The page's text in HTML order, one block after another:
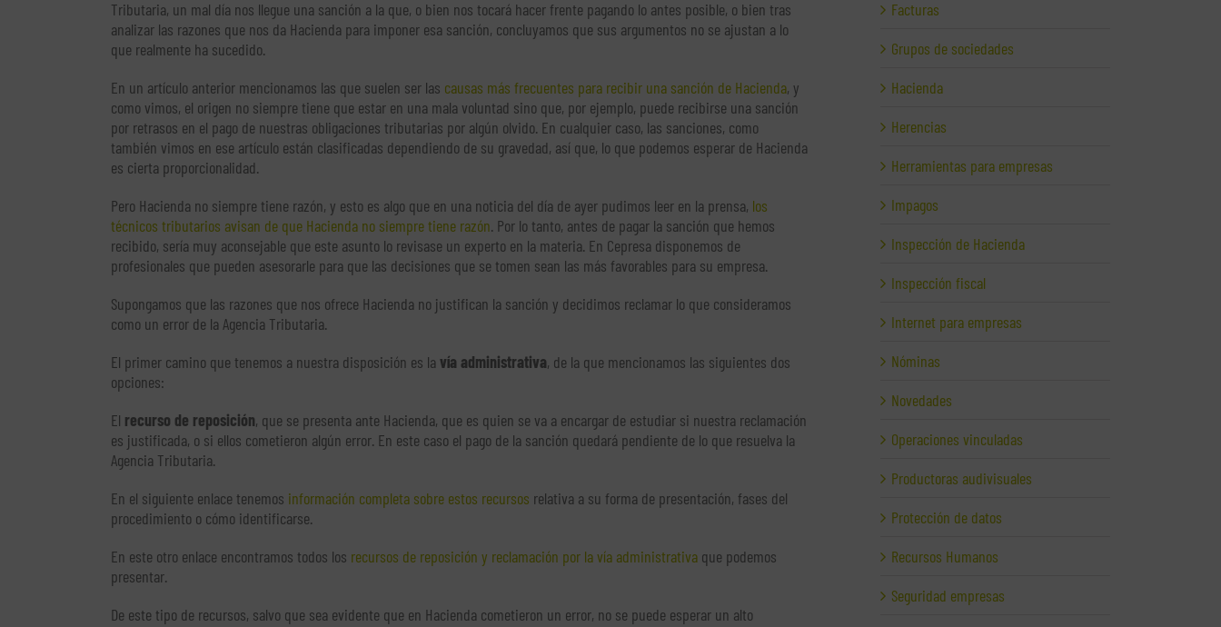
Tributaria, un mal día nos llegue una sanción a la que, o bien nos tocará hacer frente pagando lo antes posible, o bien tras
analizar las razones que nos da Hacienda para imponer esa sanción, concluyamos que sus argumentos no se ajustan a lo
que realmente ha sucedido.
En un artículo anterior mencionamos las que suelen ser las causas más frecuentes para recibir una sanción de Hacienda, y
como vimos, el origen no siempre tiene que estar en una mala voluntad sino que, por ejemplo, puede recibirse una sanción
por retrasos en el pago de nuestras obligaciones tributarias por algún olvido. En cualquier caso, las sanciones, como
también vimos en ese artículo están clasificadas dependiendo de su gravedad, así que, lo que podemos esperar de Hacienda
es cierta proporcionalidad.
Pero Hacienda no siempre tiene razón, y esto es algo que en una noticia del día de ayer pudimos leer en la prensa, los
técnicos tributarios avisan de que Hacienda no siempre tiene razón. Por lo tanto, antes de pagar la sanción que hemos
recibido, sería muy aconsejable que este asunto lo revisase un experto en la materia. En Cepresa disponemos de
profesionales que pueden asesorarle para que las decisiones que se tomen sean las más favorables para su empresa.
Supongamos que las razones que nos ofrece Hacienda no justifican la sanción y decidimos reclamar lo que consideramos
como un error de la Agencia Tributaria.
El primer camino que tenemos a nuestra disposición es la vía administrativa, de la que mencionamos las siguientes dos
opciones:
El recurso de reposición, que se presenta ante Hacienda, que es quien se va a encargar de estudiar si nuestra reclamación
es justificada, o si ellos cometieron algún error. En este caso el pago de la sanción quedará pendiente de lo que resuelva la
Agencia Tributaria.
En el siguiente enlace tenemos información completa sobre estos recursos relativa a su forma de presentación, fases del
procedimiento o cómo identificarse.
En este otro enlace encontramos todos los recursos de reposición y reclamación por la vía administrativa que podemos
presentar.
De este tipo de recursos, salvo que sea evidente que en Hacienda cometieron un error, no se puede esperar un alto
Facturas
Grupos de sociedades
Hacienda
Herencias
Herramientas para empresas
Impagos
Inspección de Hacienda
Inspección fiscal
Internet para empresas
Nóminas
Novedades
Operaciones vinculadas
Productoras audivisuales
Protección de datos
Recursos Humanos
Seguridad empresas